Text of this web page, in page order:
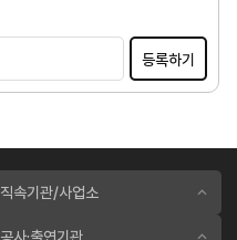
등록하기
직속기관/사업소